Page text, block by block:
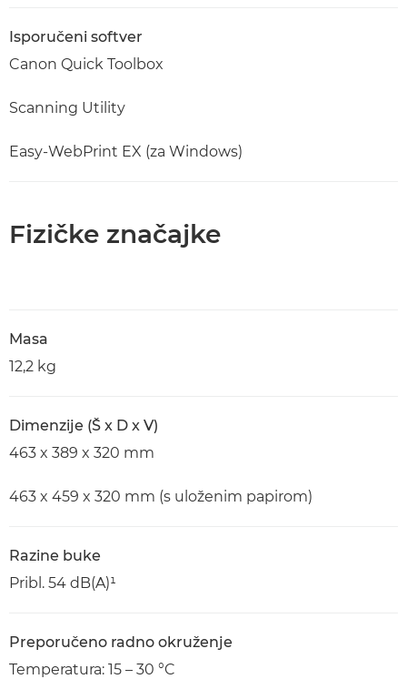
Isporučeni softver
Canon Quick Toolbox
Scanning Utility
Easy-WebPrint EX (za Windows)
Fizičke značajke
Masa
12,2 kg
Dimenzije (Š x D x V)
463 x 389 x 320 mm
463 x 459 x 320 mm (s uloženim papirom)
Razine buke
Pribl. 54 dB(A)¹
Preporučeno radno okruženje
Temperatura: 15 – 30 °C